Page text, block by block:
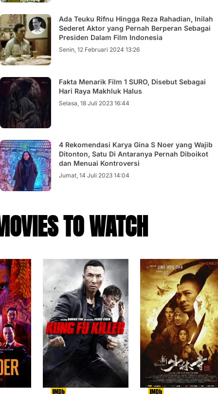
Ada Teuku Rifnu Hingga Reza Rahadian, Inilah
Sederet Aktor yang Pernah Berperan Sebagai
Presiden Dalam Film Indonesia
Senin, 12 Februari 2024 13:26
Fakta Menarik Film 1 SURO, Disebut Sebagai
Hari Raya Makhluk Halus
Selasa, 18 Juli 2023 16:44
4 Rekomendasi Karya Gina S Noer yang Wajib
Ditonton, Satu Di Antaranya Pernah Diboikot
dan Menuai Kontroversi
Jumat, 14 Juli 2023 14:04
TO WATCH